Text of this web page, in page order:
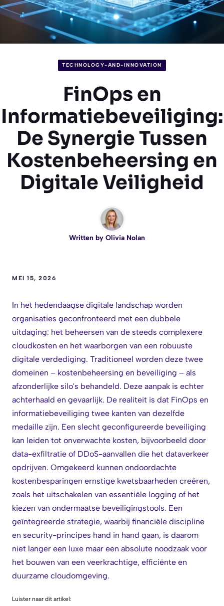
TECHNOLOGY-AND-INNOVATION
FinOps en
Informatiebeveiliging:
De Synergie Tussen
Kostenbeheersing en
Digitale Veiligheid
Written by Olivia Nolan
MEI 15, 2026
In het hedendaagse digitale landschap worden
organisaties geconfronteerd met een dubbele
uitdaging: het beheersen van de steeds complexere
cloudkosten en het waarborgen van een robuuste
digitale verdediging. Traditioneel worden deze twee
domeinen – kostenbeheersing en beveiliging – als
afzonderlijke silo's behandeld. Deze aanpak is echter
achterhaald en gevaarlijk. De realiteit is dat FinOps en
informatiebeveiliging twee kanten van dezelfde
medaille zijn. Een slecht geconfigureerde beveiliging
kan leiden tot onverwachte kosten, bijvoorbeeld door
data-exfiltratie of DDoS-aanvallen die het dataverkeer
opdrijven. Omgekeerd kunnen ondoordachte
kostenbesparingen ernstige kwetsbaarheden creëren,
zoals het uitschakelen van essentiële logging of het
kiezen van ondermaatse beveiligingstools. Een
geïntegreerde strategie, waarbij financiële discipline
en security-principes hand in hand gaan, is daarom
niet langer een luxe maar een absolute noodzaak voor
het bouwen van een veerkrachtige, efficiënte en
duurzame cloudomgeving.
Luister naar dit artikel: